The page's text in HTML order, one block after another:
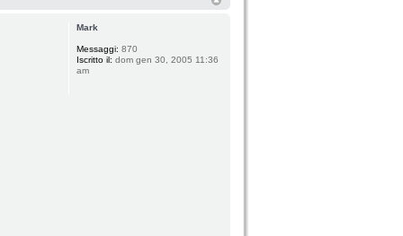
Mark
Messaggi: 870
Iscritto il: dom gen 30, 2005 11:36
am